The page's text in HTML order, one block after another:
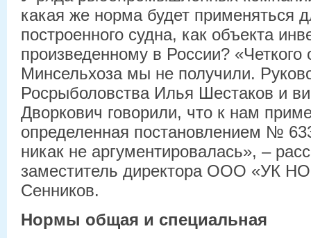
какая же норма будет применяться
построенного судна, как объекта
произведенному в России? «Четкого
Минсельхоза мы не получили.
Росрыболовства Илья Шестаков и
Дворкович говорили, что к нам
определенная постановлением №
никак не аргументировалась», –
заместитель директора ООО «УК
Сенников.
Нормы общая и специальная